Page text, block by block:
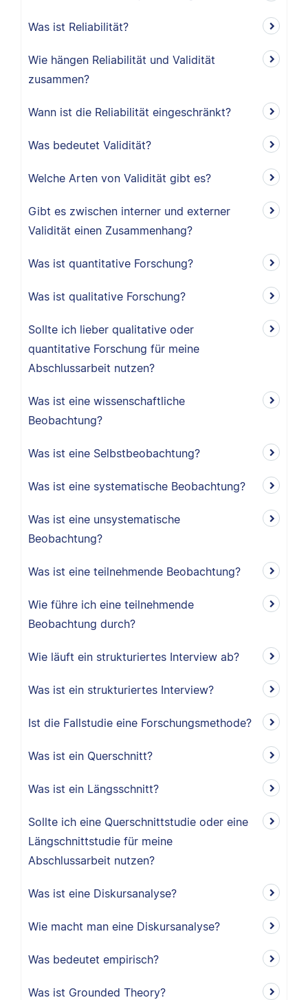
Was ist Reliabilität?
Wie hängen Reliabilität und Validität
zusammen?
Wann ist die Reliabilität eingeschränkt?
Was bedeutet Validität?
Welche Arten von Validität gibt es?
Gibt es zwischen interner und externer
Validität einen Zusammenhang?
Was ist quantitative Forschung?
Was ist qualitative Forschung?
Sollte ich lieber qualitative oder
quantitative Forschung für meine
Abschlussarbeit nutzen?
Was ist eine wissenschaftliche
Beobachtung?
Was ist eine Selbstbeobachtung?
Was ist eine systematische Beobachtung?
Was ist eine unsystematische
Beobachtung?
Was ist eine teilnehmende Beobachtung?
Wie führe ich eine teilnehmende
Beobachtung durch?
Wie läuft ein strukturiertes Interview ab?
Was ist ein strukturiertes Interview?
Ist die Fallstudie eine Forschungsmethode?
Was ist ein Querschnitt?
Was ist ein Längsschnitt?
Sollte ich eine Querschnittstudie oder eine
Längschnittstudie für meine
Abschlussarbeit nutzen?
Was ist eine Diskursanalyse?
Wie macht man eine Diskursanalyse?
Was bedeutet empirisch?
Was ist Grounded Theory?